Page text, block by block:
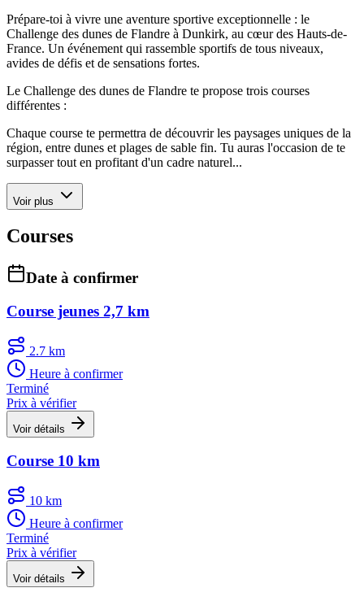
Prépare-toi à vivre une aventure sportive exceptionnelle : le
Challenge des dunes de Flandre à Dunkirk, au cœur des Hauts-de-
France. Un événement qui rassemble sportifs de tous niveaux,
avides de défis et de sensations fortes.
Le Challenge des dunes de Flandre te propose trois courses
différentes :
Chaque course te permettra de découvrir les paysages uniques de la
région, entre dunes et plages de sable fin. Tu auras l'occasion de te
surpasser tout en profitant d'un cadre naturel...
Voir plus
Courses
Date à confirmer
Course jeunes 2,7 km
2.7 km
Heure à confirmer
Terminé
Prix à vérifier
Voir détails
Course 10 km
10 km
Heure à confirmer
Terminé
Prix à vérifier
Voir détails